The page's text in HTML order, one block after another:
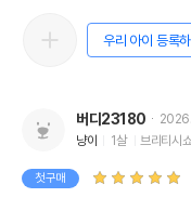
우리 아이 등록
버디23180
냥이
1살 브리티시
첫구매